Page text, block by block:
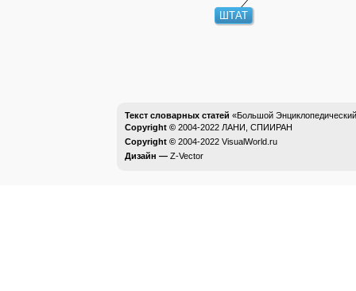
Текст словарных статей «Большой
Copyright © 2004-2022 ЛАНИ, СПИИРАН
Copyright © 2004-2022 VisualWorld.ru
Дизайн — Z-Vector